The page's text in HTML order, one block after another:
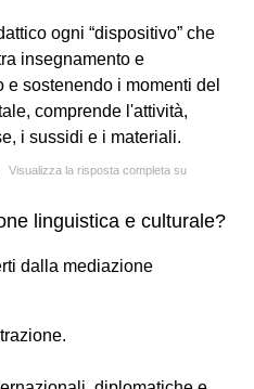
ogni “dispositivo” che
insegnamento e
sostenendo i momenti del
comprende l'attività,
i sussidi e i materiali.
Visualizza la risposta completa su
linguistica e culturale?
dalla mediazione